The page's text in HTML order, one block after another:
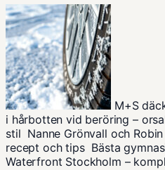
M+S
i hårbotten vid beröring –
stil Nanne Grönvall och
recept och tips Bästa
Waterfront Stockholm –